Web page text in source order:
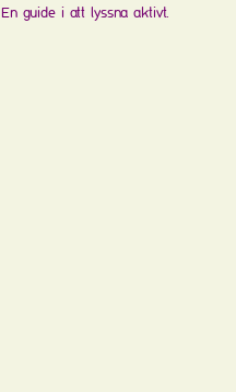
En guide i att lyssna aktivt.